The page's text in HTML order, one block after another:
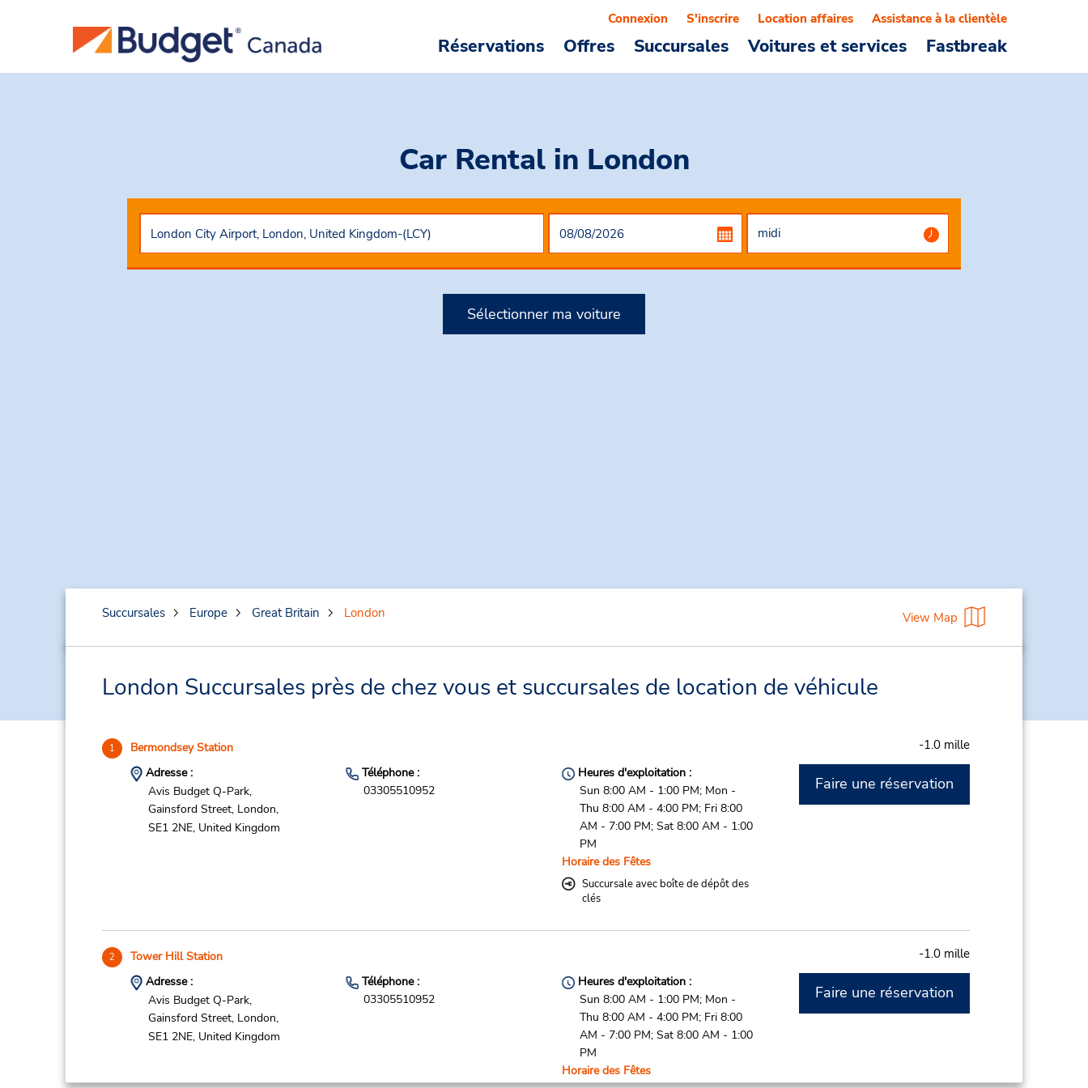
Réservations Offres Succursales Voitures et services Fastbreak
Connexion S'inscrire Location affaires Assistance à la clientèle
Car Rental in London
Sélectionner ma voiture
Succursales Europe Great Britain London View Map
London Succursales près de chez vous et succursales de location de véhicule
1 Bermondsey Station -1.0 mille
Adresse :
Avis Budget Q-Park,
Gainsford Street, London,
SE1 2NE, United Kingdom
Téléphone :
03305510952
Heures d'exploitation :
Sun 8:00 AM - 1:00 PM; Mon -
Thu 8:00 AM - 4:00 PM; Fri 8:00
AM - 7:00 PM; Sat 8:00 AM - 1:00
PM
Horaire des Fêtes
Succursale avec boîte de dépôt des
clés
Faire une réservation
2 Tower Hill Station -1.0 mille
Adresse :
Avis Budget Q-Park,
Gainsford Street, London,
SE1 2NE, United Kingdom
Téléphone :
03305510952
Heures d'exploitation :
Sun 8:00 AM - 1:00 PM; Mon -
Thu 8:00 AM - 4:00 PM; Fri 8:00
AM - 7:00 PM; Sat 8:00 AM - 1:00
PM
Horaire des Fêtes
Faire une réservation